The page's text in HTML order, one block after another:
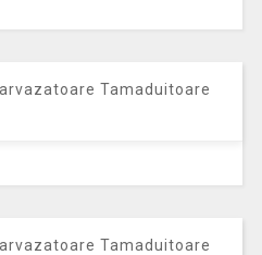
Tamaduitoare
Tamaduitoare